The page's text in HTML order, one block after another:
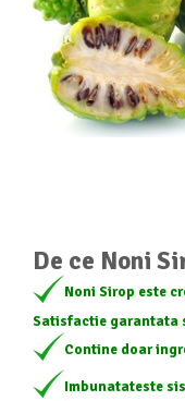
De ce Noni
Noni Sirop este
Satisfactie garantata
Contine doar
Imbunatateste